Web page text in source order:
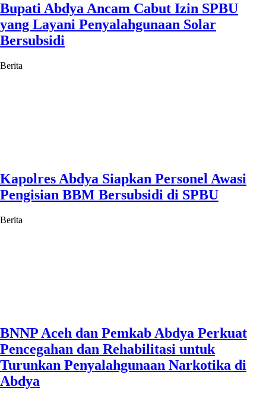
Bupati Abdya Ancam Cabut Izin SPBU
yang Layani Penyalahgunaan Solar
Bersubsidi
Berita
Kapolres Abdya Siapkan Personel Awasi
Pengisian BBM Bersubsidi di SPBU
Berita
BNNP Aceh dan Pemkab Abdya Perkuat
Pencegahan dan Rehabilitasi untuk
Turunkan Penyalahgunaan Narkotika di
Abdya